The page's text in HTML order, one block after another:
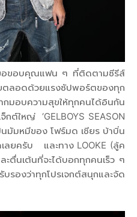
อขอบคุณแฟน ๆ ที่ติดตามซีรีส์
ยตลอดด้วยแรงซัปพอร์ตของทุก
อบความสุขให้ทุกคนได้อินกัน
ต์ใหญ่ ‘GELBOYS SEASON
มัมหมีของ โฟร์มด เชียร บ้าบิ่น
ลยครับ และทาง LOOKE (ลู้ค
ตื่นเต้นที่จะได้บอกทุกคนเร็ว ๆ
งว่าทุกโปรเจกต์สนุกและจัด